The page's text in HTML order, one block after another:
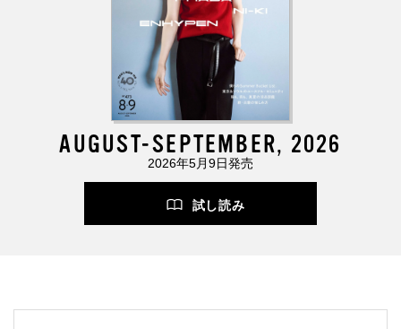
AUGUST-SEPTEMBER, 2026
2026年5月9日発売
試し読み